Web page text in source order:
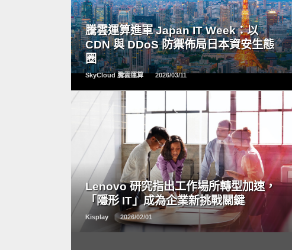
騰雲運算進軍 Japan IT Week：以
CDN 與 DDoS 防禦佈局日本資安生態
圈
SkyCloud 騰雲運算 2026/03/11
READ
MORE
Lenovo 研究指出工作場所轉型加速，
「隱形 IT」成為企業新挑戰關鍵
Kisplay 2026/02/01
READ
MORE